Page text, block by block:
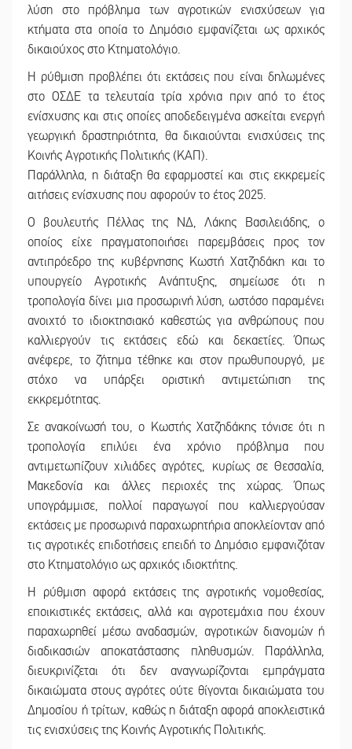
λύση στο πρόβλημα των αγροτικών ενισχύσεων για
κτήματα στα οποία το Δημόσιο εμφανίζεται ως αρχικός
δικαιούχος στο Κτηματολόγιο.
Η ρύθμιση προβλέπει ότι εκτάσεις που είναι δηλωμένες
στο ΟΣΔΕ τα τελευταία τρία χρόνια πριν από το έτος
ενίσχυσης και στις οποίες αποδεδειγμένα ασκείται ενεργή
γεωργική δραστηριότητα, θα δικαιούνται ενισχύσεις της
Κοινής Αγροτικής Πολιτικής (ΚΑΠ).
Παράλληλα, η διάταξη θα εφαρμοστεί και στις εκκρεμείς
αιτήσεις ενίσχυσης που αφορούν το έτος 2025.
Ο βουλευτής Πέλλας της ΝΔ, Λάκης Βασιλειάδης, ο
οποίος είχε πραγματοποιήσει παρεμβάσεις προς τον
αντιπρόεδρο της κυβέρνησης Κωστή Χατζηδάκη και το
υπουργείο Αγροτικής Ανάπτυξης, σημείωσε ότι η
τροπολογία δίνει μια προσωρινή λύση, ωστόσο παραμένει
ανοιχτό το ιδιοκτησιακό καθεστώς για ανθρώπους που
καλλιεργούν τις εκτάσεις εδώ και δεκαετίες. Όπως
ανέφερε, το ζήτημα τέθηκε και στον πρωθυπουργό, με
στόχο να υπάρξει οριστική αντιμετώπιση της
εκκρεμότητας.
Σε ανακοίνωσή του, ο Κωστής Χατζηδάκης τόνισε ότι η
τροπολογία επιλύει ένα χρόνιο πρόβλημα που
αντιμετωπίζουν χιλιάδες αγρότες, κυρίως σε Θεσσαλία,
Μακεδονία και άλλες περιοχές της χώρας. Όπως
υπογράμμισε, πολλοί παραγωγοί που καλλιεργούσαν
εκτάσεις με προσωρινά παραχωρητήρια αποκλείονταν από
τις αγροτικές επιδοτήσεις επειδή το Δημόσιο εμφανιζόταν
στο Κτηματολόγιο ως αρχικός ιδιοκτήτης.
Η ρύθμιση αφορά εκτάσεις της αγροτικής νομοθεσίας,
εποικιστικές εκτάσεις, αλλά και αγροτεμάχια που έχουν
παραχωρηθεί μέσω αναδασμών, αγροτικών διανομών ή
διαδικασιών αποκατάστασης πληθυσμών. Παράλληλα,
διευκρινίζεται ότι δεν αναγνωρίζονται εμπράγματα
δικαιώματα στους αγρότες ούτε θίγονται δικαιώματα του
Δημοσίου ή τρίτων, καθώς η διάταξη αφορά αποκλειστικά
τις ενισχύσεις της Κοινής Αγροτικής Πολιτικής.